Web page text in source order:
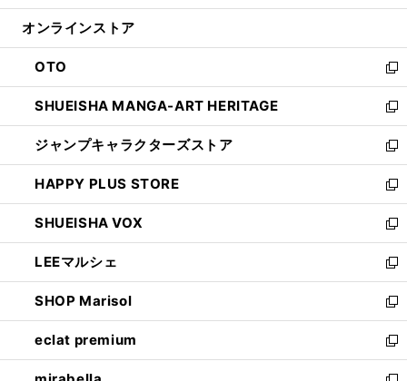
開
ン
ウ
で
開
く
ウ
ン
ド
ウ
で
開
く
オンラインストア
OTO
新
し
い
ウ
ィ
ン
ド
ウ
で
開
く
SHUEISHA MANGA-ART HERITAGE
新
し
い
ウ
ィ
ン
ド
ウ
で
開
く
ジャンプキャラクターズストア
新
し
い
ウ
ィ
ン
ド
ウ
で
開
く
HAPPY PLUS STORE
新
し
い
ウ
ィ
ン
ド
ウ
で
開
SHUEISHA VOX
新
し
い
ウ
ィ
ン
ド
ウ
LEEマルシェ
新
し
い
ウ
ィ
ン
SHOP Marisol
新
し
い
ウ
eclat premium
新
し